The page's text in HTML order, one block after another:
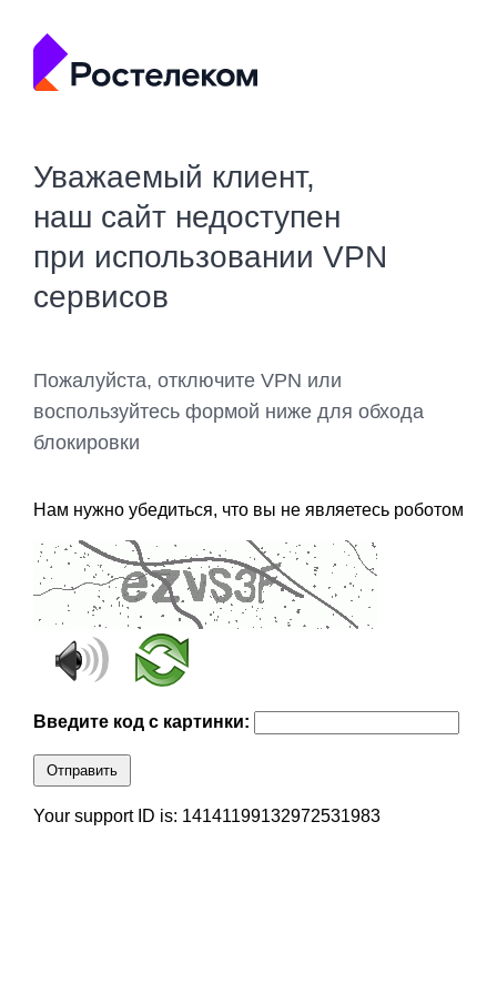
Уважаемый клиент,
наш сайт недоступен
при использовании VPN
сервисов
Пожалуйста, отключите VPN или
воспользуйтесь формой ниже для обхода
блокировки
Нам нужно убедиться, что вы не являетесь роботом
Введите код с картинки:
Отправить
Your support ID is: 14141199132972531983